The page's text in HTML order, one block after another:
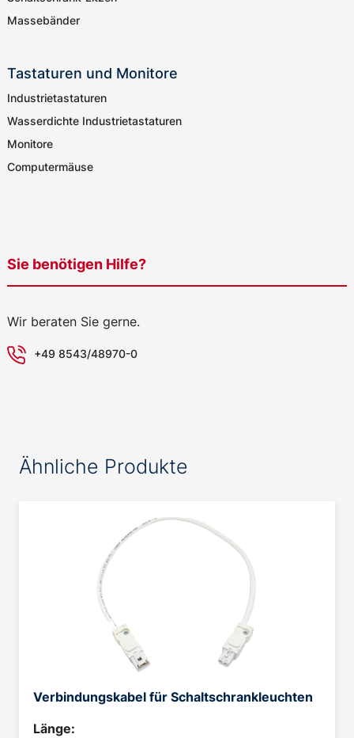
Massebänder
Tastaturen und Monitore
Industrietastaturen
Wasserdichte Industrietastaturen
Monitore
Computermäuse
Sie benötigen Hilfe?
Wir beraten Sie gerne.
+49 8543/48970-0
Ähnliche Produkte
Verbindungskabel für Schaltschrankleuchten
Länge: